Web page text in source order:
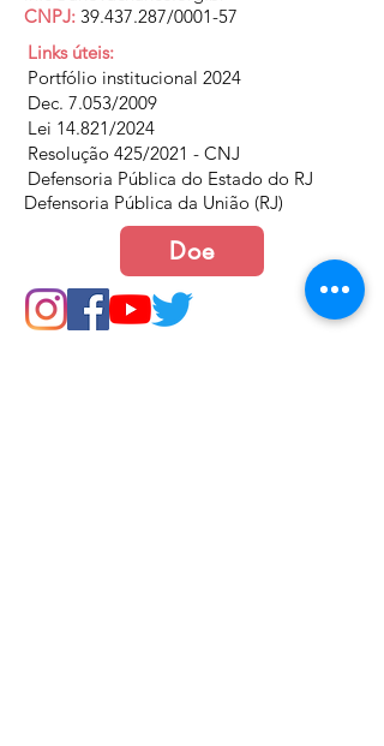
CNPJ: 39.437.287/0001-57
Links úteis:
Portfólio institucional 2024
Dec. 7.053/2009
Lei 14.821/2024
Resolução 425/2021 - CNJ
Defensoria Pública do Estado do RJ
Defensoria Pública da União (RJ)
Doe